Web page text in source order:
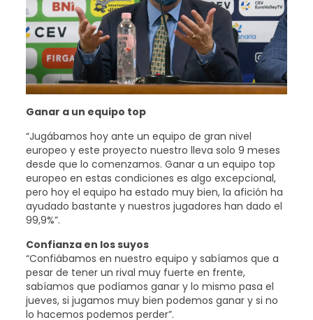
Ganar a un equipo top
“Jugábamos hoy ante un equipo de gran nivel
europeo y este proyecto nuestro lleva solo 9 meses
desde que lo comenzamos. Ganar a un equipo top
europeo en estas condiciones es algo excepcional,
pero hoy el equipo ha estado muy bien, la afición ha
ayudado bastante y nuestros jugadores han dado el
99,9%”.
Confianza en los suyos
“Confiábamos en nuestro equipo y sabíamos que a
pesar de tener un rival muy fuerte en frente,
sabíamos que podíamos ganar y lo mismo pasa el
jueves, si jugamos muy bien podemos ganar y si no
lo hacemos podemos perder”.